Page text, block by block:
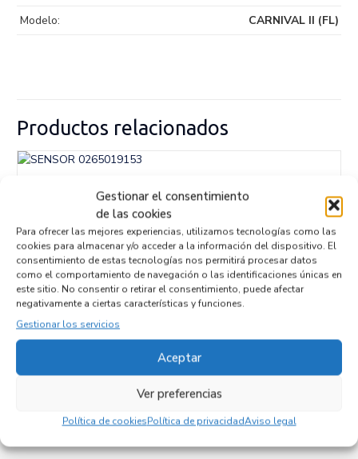
Gestionar el consentimiento
de las cookies
Para ofrecer las mejores experiencias, utilizamos tecnologías como las
cookies para almacenar y/o acceder a la información del dispositivo. El
consentimiento de estas tecnologías nos permitirá procesar datos
como el comportamiento de navegación o las identificaciones únicas en
este sitio. No consentir o retirar el consentimiento, puede afectar
negativamente a ciertas características y funciones.
Gestionar los servicios
Aceptar
Ver preferencias
Política de cookiesPolítica de privacidadAviso legal
Modelo:
CARNIVAL II (FL)
Productos relacionados
SENSOR 0265019153
Recambios » OTROS...MODELOS
Referencia OEM: 0265019153
32,95€ (IVA no incluído)